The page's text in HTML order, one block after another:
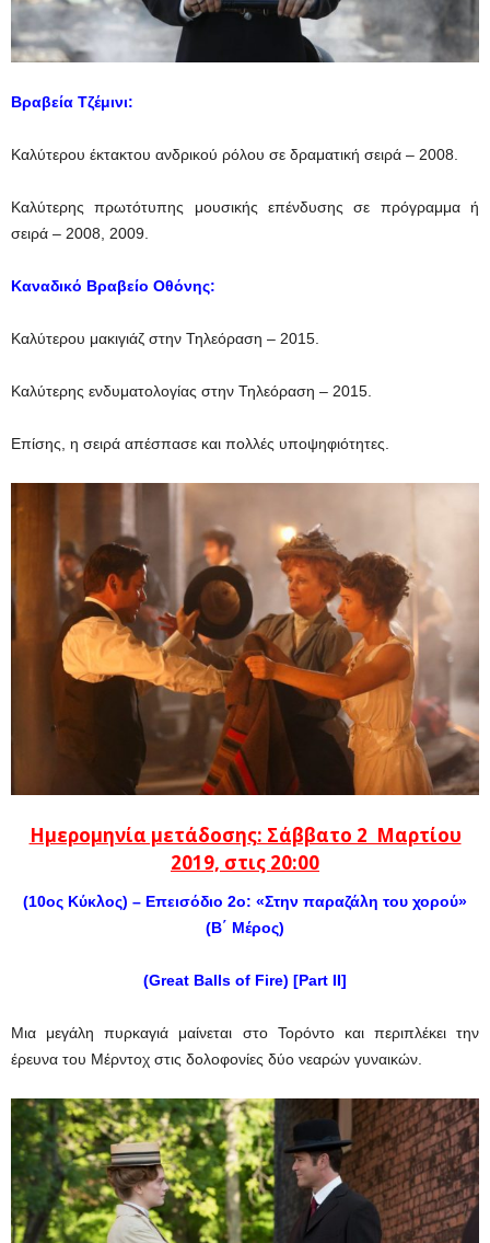
Βραβεία Τζέμινι:
Καλύτερου έκτακτου ανδρικού ρόλου σε δραματική σειρά – 2008.
Καλύτερης πρωτότυπης μουσικής επένδυσης σε πρόγραμμα ή
σειρά – 2008, 2009.
Καναδικό Βραβείο Οθόνης:
Καλύτερου μακιγιάζ στην Τηλεόραση – 2015.
Καλύτερης ενδυματολογίας στην Τηλεόραση – 2015.
Επίσης, η σειρά απέσπασε και πολλές υποψηφιότητες.
Ημερομηνία μετάδοσης: Σάββατο 2 Μαρτίου
2019, στις 20:00
(10ος Κύκλος) – Επεισόδιο 2ο: «Στην παραζάλη του χορού»
(Β΄ Μέρος)
(Great Balls of Fire) [Part II]
Μια μεγάλη πυρκαγιά μαίνεται στο Τορόντο και περιπλέκει την
έρευνα του Μέρντοχ στις δολοφονίες δύο νεαρών γυναικών.